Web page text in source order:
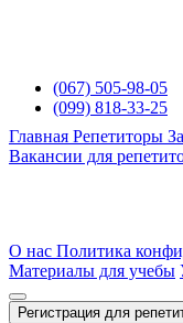
(067) 505-98-05
(099) 818-33-25
Главная Репетиторы
Вакансии для
О нас Политика
Материалы для учебы
Регистрация для